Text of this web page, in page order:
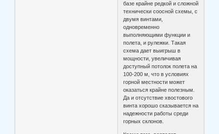
базе крайне редкой и сложной
технически соосной схемы, с
двумя винтами,
одновременно
выполняющими функции и
полета, и рулежки. Такая
схема дает выигрыш в
мощности, увеличивая
доступный потолок полета на
100-200 м, что в условиях
горной местности может
оказаться крайне полезным.
Да и отсутствие хвостового
винта хорошо сказывается на
надежности работы среди
горных склонов.